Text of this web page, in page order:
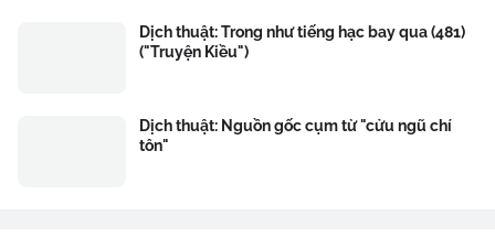
Dịch thuật: Trong như tiếng hạc bay qua (481)
("Truyện Kiều")
Dịch thuật: Nguồn gốc cụm từ "cửu ngũ chí
tôn"